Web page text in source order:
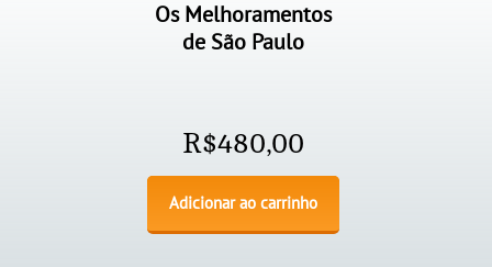
Os Melhoramentos
de São Paulo
R$480,00
Adicionar ao carrinho